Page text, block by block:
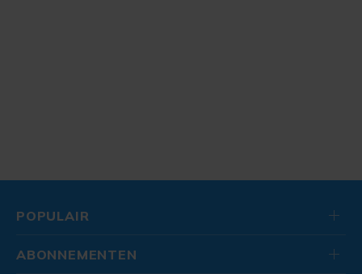
POPULAIR
ABONNEMENTEN